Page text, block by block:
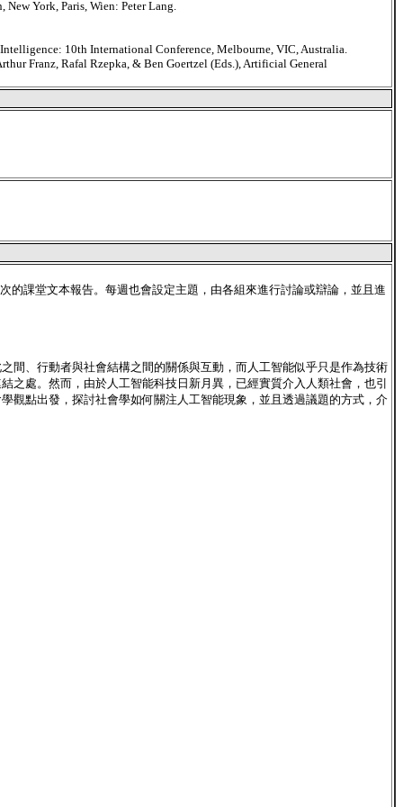
York, Paris, Wien: Peter Lang.
10th International Conference, Melbourne, VIC, Australia.
Franz, Rafal Rzepka, & Ben Goertzel (Eds.), Artificial General
的課堂文本報告。每週也會設定主題，由各組來進行討論或辯論，並且進
間、行動者與社會結構之間的關係與互動，而人工智能似乎只是作為技術
之處。然而，由於人工智能科技日新月異，已經實質介入人類社會，也引
觀點出發，探討社會學如何關注人工智能現象，並且透過議題的方式，介